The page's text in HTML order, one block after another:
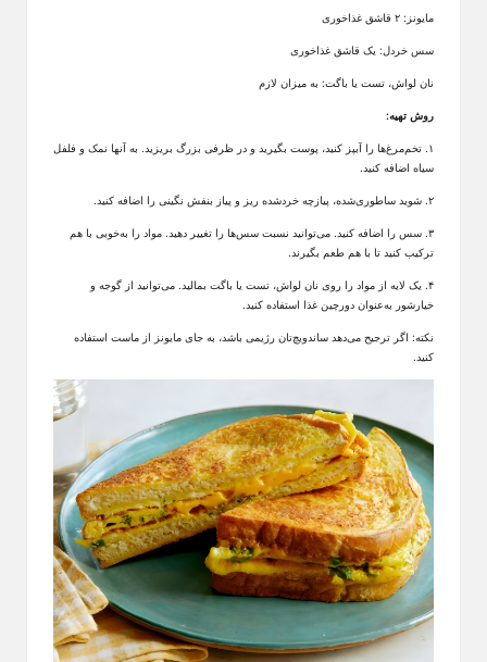
مایونز: ۲ قاشق غذاخوری
سس خردل: یک قاشق غذاخوری
نان لواش، تست یا باگت: به میزان لازم
روش تهیه:
۱. تخم‌مرغ‌ها را آبپز کنید، پوست بگیرید و در ظرفی بزرگ بریزید. به آنها نمک و فلفل
سیاه اضافه کنید.
۲. شوید ساطوری‌شده، پیازچه خردشده ریز و پیاز بنفش نگینی را اضافه کنید.
۳. سس را اضافه کنید. می‌توانید نسبت سس‌ها را تغییر دهید. مواد را به‌خوبی با هم
ترکیب کنید تا با هم طعم بگیرند.
۴. یک لایه از مواد را روی نان لواش، تست یا باگت بمالید. می‌توانید از گوجه و
خیارشور به‌عنوان دورچین غذا استفاده کنید.
نکته: اگر ترجیح می‌دهد ساندویچ‌تان رژیمی باشد، به جای مایونز از ماست استفاده
کنید.